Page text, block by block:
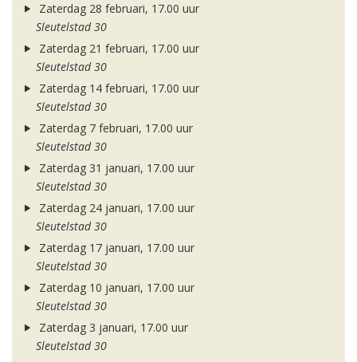
Zaterdag 28 februari, 17.00 uur
Sleutelstad 30
Zaterdag 21 februari, 17.00 uur
Sleutelstad 30
Zaterdag 14 februari, 17.00 uur
Sleutelstad 30
Zaterdag 7 februari, 17.00 uur
Sleutelstad 30
Zaterdag 31 januari, 17.00 uur
Sleutelstad 30
Zaterdag 24 januari, 17.00 uur
Sleutelstad 30
Zaterdag 17 januari, 17.00 uur
Sleutelstad 30
Zaterdag 10 januari, 17.00 uur
Sleutelstad 30
Zaterdag 3 januari, 17.00 uur
Sleutelstad 30